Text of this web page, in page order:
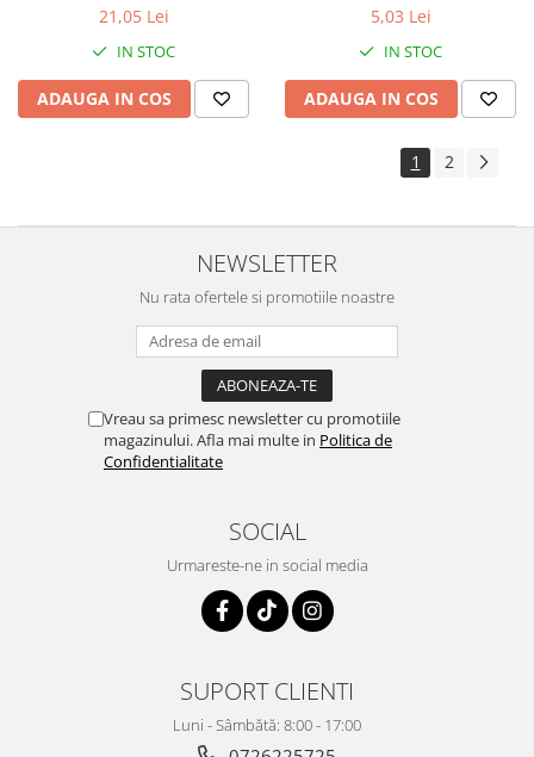
21,05 Lei
IN STOC
ADAUGA IN COS
5,03 Lei
IN STOC
ADAUGA IN COS
1 2
NEWSLETTER
Nu rata ofertele si promotiile noastre
Vreau sa primesc newsletter cu promotiile
magazinului. Afla mai multe in Politica de
Confidentialitate
SOCIAL
Urmareste-ne in social media
SUPORT CLIENTI
Luni - Sâmbătă: 8:00 - 17:00